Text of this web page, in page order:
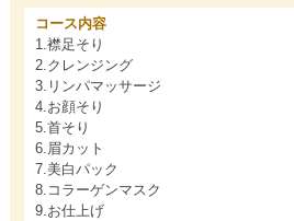
コース内容
1.襟足そり
2.クレンジング
3.リンパマッサージ
4.お顔そり
5.首そり
6.眉カット
7.美白パック
8.コラーゲンマスク
9.お仕上げ